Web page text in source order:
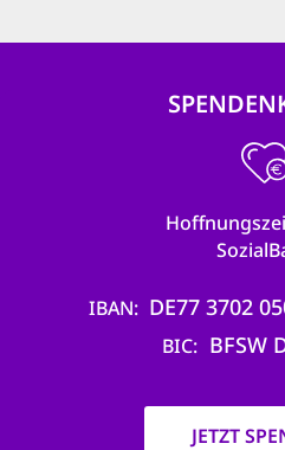
IBAN DE77 3702
BIC BFSW
JETZT